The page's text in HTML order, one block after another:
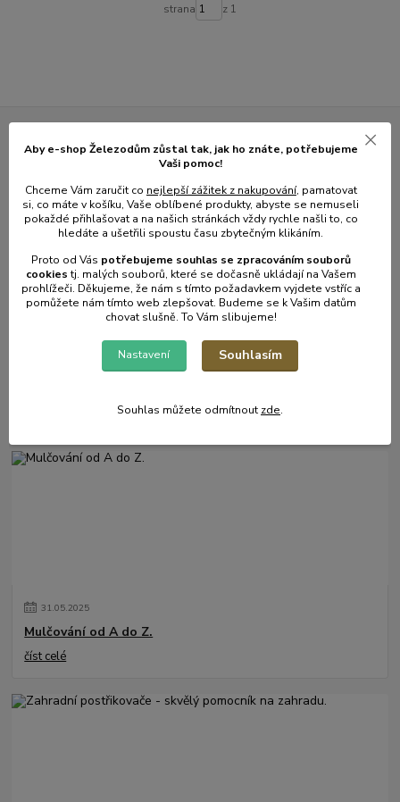
strana z 1
Novinky z našeho blogu
💥 Stali jsme se přímým dovozcem hliníkových žebřů a
31.05.2025
Mulčování od A do Z.
číst celé
Aby e-shop Železodům zůstal tak, jak ho znáte, potřebujeme
Vaši pomoc!
Chceme Vám zaručit co nejlepší zážitek z nakupování, pamatovat
si, co máte v košíku, Vaše oblíbené produkty, abyste se nemuseli
pokaždé přihlašovat a na našich stránkách vždy rychle našli to, co
hledáte a ušetřili spoustu času zbytečným klikáním.
Proto od Vás potřebujeme souhlas se zpracováním souborů
cookiestj. malých souborů, které se dočasně ukládají na Vašem
prohlížeči. Děkujeme, že nám s tímto požadavkem vyjdete vstříc a
pomůžete nám tímto web zlepšovat. Budeme se k Vašim datům
chovat slušně. To Vám slibujeme!
Nastavení Souhlasím
Souhlas můžete odmítnout zde.